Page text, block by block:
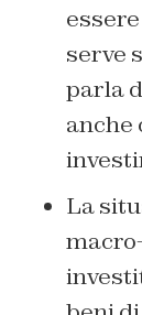
serve
parla
anche
La